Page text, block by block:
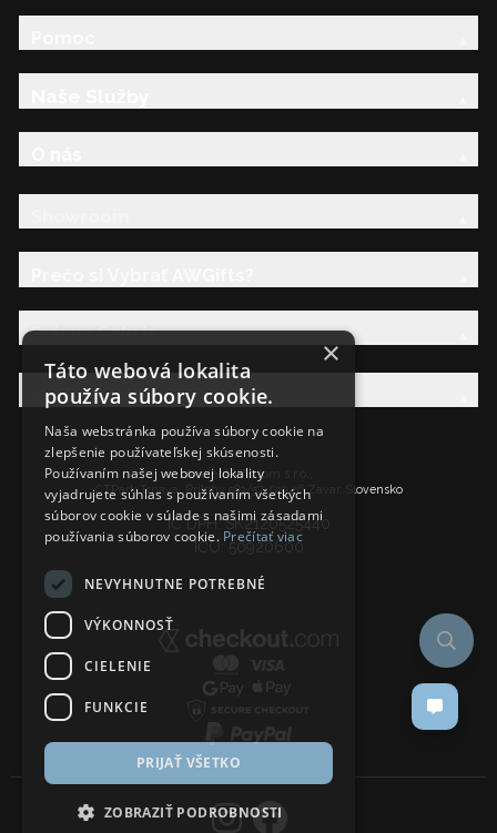
Právna Sekcia
AW Rodina
Ancient Wisdom s.r.o.,
CTPark Trnava, Prílohy 583/57, 919 26 Zavar, Slovensko
IČ DPH: SK2120525440
IČO: 50920600
×
Táto webová lokalita
používa súbory cookie.
Naša webstránka používa súbory cookie na
zlepšenie používateľskej skúsenosti.
Používaním našej webovej lokality
vyjadrujete súhlas s používaním všetkých
súborov cookie v súlade s našimi zásadami
používania súborov cookie. Prečítať viac
NEVYHNUTNE POTREBNÉ
VÝKONNOSŤ
CIELENIE
FUNKCIE
PRIJAŤ VŠETKO
ZOBRAZIŤ PODROBNOSTI